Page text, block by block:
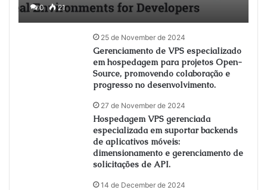
0
21
25 de November de 2024
Gerenciamento de VPS especializado
em hospedagem para projetos Open-
Source, promovendo colaboração e
progresso no desenvolvimento.
27 de November de 2024
Hospedagem VPS gerenciada
especializada em suportar backends
de aplicativos móveis:
dimensionamento e gerenciamento de
solicitações de API.
14 de December de 2024